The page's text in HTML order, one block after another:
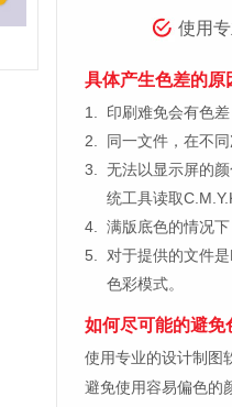
使用
具体产生色差的原
1.
印刷难免会有色
2.
同一文件，在不
3. 无法以显示屏的
统工具读取
4. 满版底色的情况
5. 对于提供的文件
色彩模式。
如何尽可能的避免
使用专业的设计制图
避免使用容易偏色的